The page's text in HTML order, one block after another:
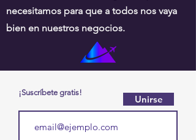
necesitamos para que a todos nos vaya
bien en nuestros negocios.
¡Suscríbete gratis!
Unirse